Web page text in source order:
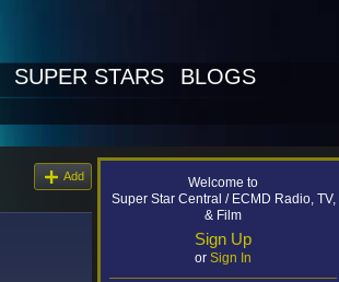
SUPER STARS
BLOGS
Add
Welcome to
Super Star Central / ECMD Radio, TV,
& Film
Sign Up
or Sign In